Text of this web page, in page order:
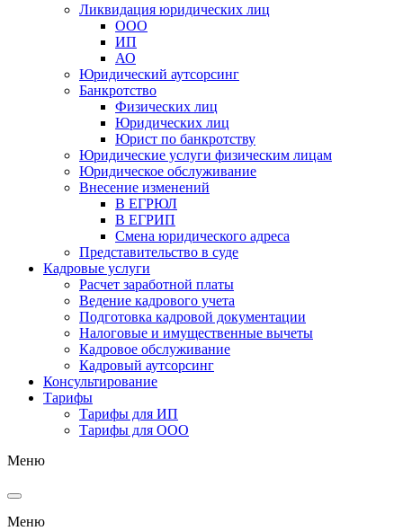
Ликвидация юридических лиц
ООО
ИП
АО
Юридический аутсорсинг
Банкротство
Физических лиц
Юридических лиц
Юрист по банкротству
Юридические услуги физическим лицам
Юридическое обслуживание
Внесение изменений
В ЕГРЮЛ
В ЕГРИП
Смена юридического адреса
Представительство в суде
Кадровые услуги
Расчет заработной платы
Ведение кадрового учета
Подготовка кадровой документации
Налоговые и имущественные вычеты
Кадровое обслуживание
Кадровый аутсорсинг
Консультирование
Тарифы
Тарифы для ИП
Тарифы для ООО
Меню
Меню